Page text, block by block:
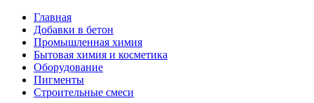
Главная
Добавки в бетон
Промышленная химия
Бытовая химия и косметика
Оборудование
Пигменты
Строительные смеси